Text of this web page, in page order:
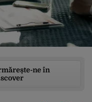
ne în